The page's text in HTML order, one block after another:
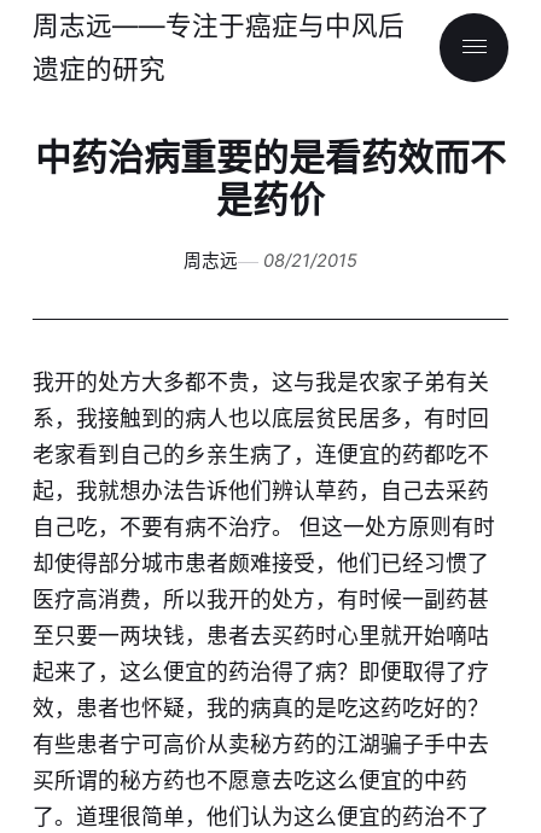
周志远——专注于癌症与中风后
遗症的研究
中药治病重要的是看药效而不
是药价
周志远 08/21/2015
我开的处方大多都不贵，这与我是农家子弟有关
系，我接触到的病人也以底层贫民居多，有时回
老家看到自己的乡亲生病了，连便宜的药都吃不
起，我就想办法告诉他们辨认草药，自己去采药
自己吃，不要有病不治疗。 但这一处方原则有时
却使得部分城市患者颇难接受，他们已经习惯了
医疗高消费，所以我开的处方，有时候一副药甚
至只要一两块钱，患者去买药时心里就开始嘀咕
起来了，这么便宜的药治得了病？即便取得了疗
效，患者也怀疑，我的病真的是吃这药吃好的？
有些患者宁可高价从卖秘方药的江湖骗子手中去
买所谓的秘方药也不愿意去吃这么便宜的中药
了。道理很简单，他们认为这么便宜的药治不了